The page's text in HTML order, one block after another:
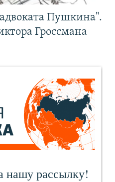
Пушкина".
Гроссмана